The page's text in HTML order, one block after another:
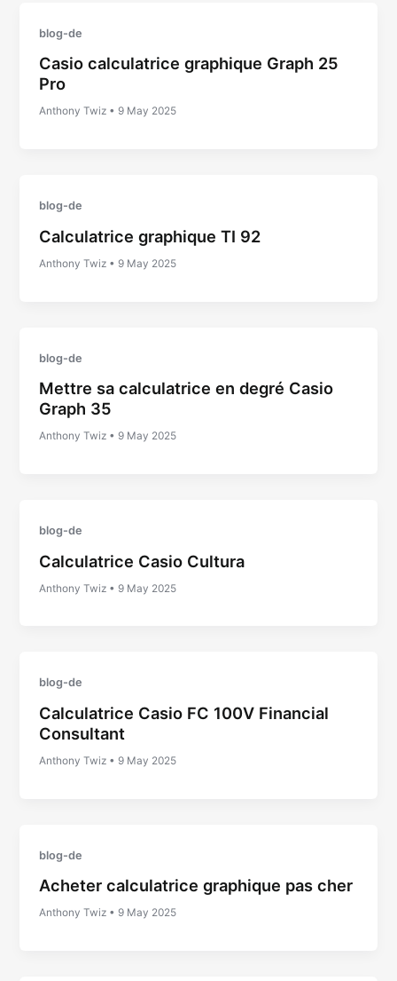
blog-de
Casio calculatrice graphique Graph 25
Pro
Anthony Twiz •9 May 2025
blog-de
Calculatrice graphique TI 92
Anthony Twiz •9 May 2025
blog-de
Mettre sa calculatrice en degré Casio
Graph 35
Anthony Twiz •9 May 2025
blog-de
Calculatrice Casio Cultura
Anthony Twiz •9 May 2025
blog-de
Calculatrice Casio FC 100V Financial
Consultant
Anthony Twiz •9 May 2025
blog-de
Acheter calculatrice graphique pas cher
Anthony Twiz •9 May 2025